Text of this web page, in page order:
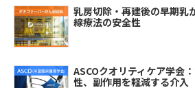
乳房切除・再建後の早期乳
線療法の安全性
ASCOクオリティケア学会
性、副作用を軽減する介入